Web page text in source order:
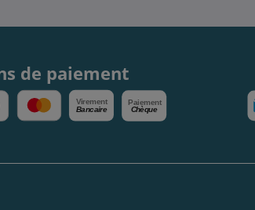
de paiement
Virement
Bancaire
Paiement
Chèque